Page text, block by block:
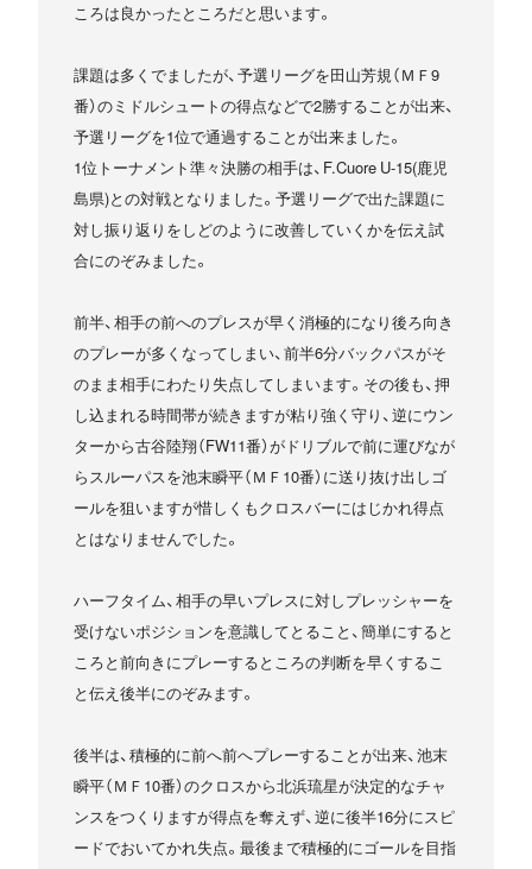
ころは良かったところだと思います。
課題は多くでましたが、予選リーグを田山芳規（ＭＦ9
番）のミドルシュートの得点などで2勝することが出来、
予選リーグを1位で通過することが出来ました。
1位トーナメント準々決勝の相手は、F.Cuore U-15(鹿児
島県)との対戦となりました。予選リーグで出た課題に
対し振り返りをしどのように改善していくかを伝え試
合にのぞみました。
前半、相手の前へのプレスが早く消極的になり後ろ向き
のプレーが多くなってしまい、前半6分バックパスがそ
のまま相手にわたり失点してしまいます。その後も、押
し込まれる時間帯が続きますが粘り強く守り、逆にウン
ターから古谷陸翔（FW11番）がドリブルで前に運びなが
らスルーパスを池末瞬平（ＭＦ10番）に送り抜け出しゴ
ールを狙いますが惜しくもクロスバーにはじかれ得点
とはなりませんでした。
ハーフタイム、相手の早いプレスに対しプレッシャーを
受けないポジションを意識してとること、簡単にすると
ころと前向きにプレーするところの判断を早くするこ
と伝え後半にのぞみます。
後半は、積極的に前へ前へプレーすることが出来、池末
瞬平（ＭＦ10番）のクロスから北浜琉星が決定的なチャ
ンスをつくりますが得点を奪えず、逆に後半16分にスピ
ードでおいてかれ失点。最後まで積極的にゴールを目指